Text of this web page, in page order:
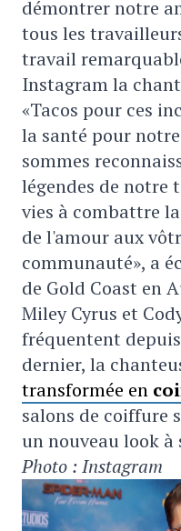
démontrer notre
tous les
travail
Instagram la
«Tacos pour ces
la santé pour
sommes
légendes de notre
vies à combattre
de l'amour aux
communauté», a
de Gold Coast en
Miley Cyrus et
fréquentent depuis
dernier, la
transformée en
salons de coiffure
un nouveau look à
Photo : Instagram